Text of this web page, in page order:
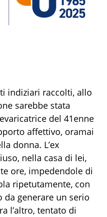
indiziari raccolti, allo
sarebbe stata
del 41enne
affettivo, oramai
donna. L’ex
nella casa di lei,
ore, impedendole di
ripetutamente, con
da generare un serio
l’altro, tentato di